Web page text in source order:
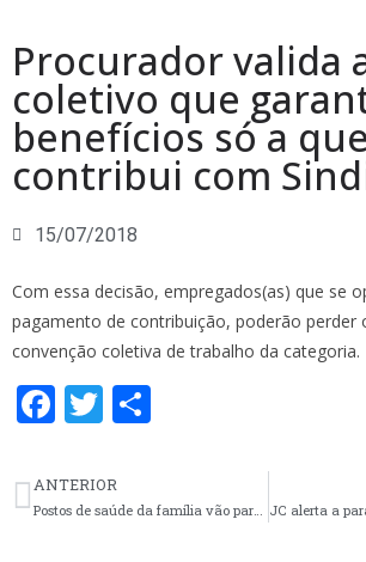
Procurador valida
coletivo que
benefícios só a
contribui com
15/07/2018
Com essa decisão, empregados(as) que se
pagamento de contribuição, poderão perder
convenção coletiva de trabalho da categoria.
F
e
b
T
itt
er e
ANTERIOR
Postos de saúde da família vão parar dia 18